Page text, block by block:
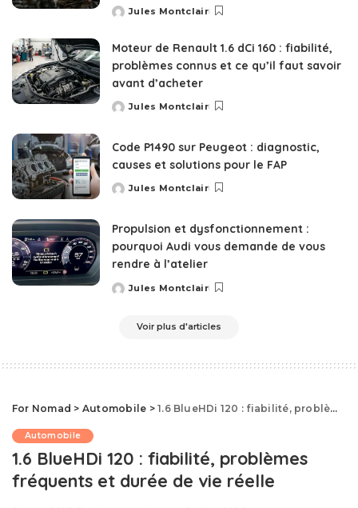
Posted
Jules Montclair
Moteur de Renault 1.6 dCi 160 : fiabilité,
problèmes connus et ce qu’il faut savoir
avant d’acheter
Posted
Jules Montclair
Code P1490 sur Peugeot : diagnostic,
causes et solutions pour le FAP
Posted
Jules Montclair
Propulsion et dysfonctionnement :
pourquoi Audi vous demande de vous
rendre à l’atelier
Posted
Jules Montclair
Voir plus d'articles
For Nomad > Automobile >1.6 BlueHDi 120 : fiabilité, problèmes fréquents et durée de vie réelle
Automobile
1.6 BlueHDi 120 : fiabilité, problèmes
fréquents et durée de vie réelle